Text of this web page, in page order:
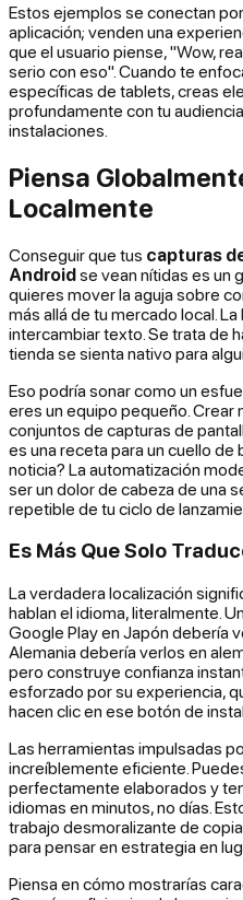
Estos ejemplos se conectan
aplicación; venden una
que el usuario piense, "Wow,
serio con eso". Cuando te
específicas de tablets, creas
profundamente con tu
instalaciones.
Piensa
Localmente
Conseguir que tus capturas
Androidse vean nítidas es un
quieres mover la aguja sobre
más allá de tu mercado local.
intercambiar texto. Se trata de
tienda se sienta nativo para
Eso podría sonar como un
eres un equipo pequeño. Crear
conjuntos de capturas de
es una receta para un cuello de
noticia? La automatización
ser un dolor de cabeza de una
repetible de tu ciclo de
Es Más Que Solo
La verdadera localización
hablan el idioma, literalmente.
Google Play en Japón debería
Alemania debería verlos en
pero construye confianza
esforzado por su experiencia,
hacen clic en ese botón de
Las herramientas impulsadas
increíblemente eficiente.
perfectamente elaborados y
idiomas en minutos, no días.
trabajo desmoralizante de
para pensar en estrategia en
Piensa en cómo mostrarías